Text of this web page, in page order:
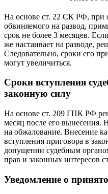
На основе ст. 22 СК РФ, при
обвиняемого на развод,
срок не более 3 месяцев.
же настаивает на разводе,
Следовательно, сроки его
могут увеличиться.
Сроки вступления
законную силу
На основе ст. 209 ГПК РФ
месяц после его вынесения.
на обжалование. Внесение
вступления приговора в
допущении судебным
прав и законных интересов
Уведомление о